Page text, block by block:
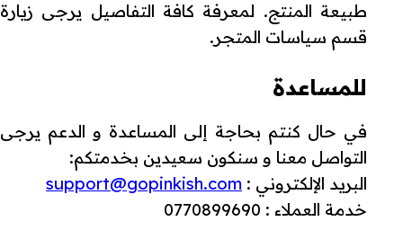
طبيعة المنتج. لمعرفة كافة التفاصيل يرجى زيارة
قسم سياسات المتجر.
للمساعدة
في حال كنتم بحاجة إلى المساعدة و الدعم يرجى
التواصل معنا و سنكون سعيدين بخدمتكم:
البريد الإلكتروني : support@gopinkish.com
خدمة العملاء : 0770899690